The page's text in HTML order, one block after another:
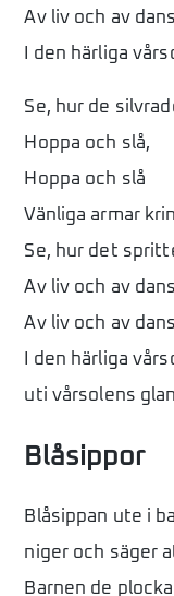
Av liv och av dans
I den härliga
Se, hur de
Hoppa och slå,
Hoppa och slå
Vänliga armar
Se, hur det
Av liv och av
Av liv och av dans
I den härliga
uti vårsolens
Blåsippor
Blåsippan ute i
niger och säger
Barnen de